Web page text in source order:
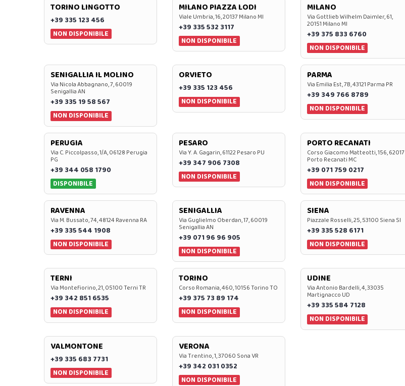
TORINO LINGOTTO
+39 335 123 456
NON DISPONIBILE
MILANO PIAZZA LODI
Viale Umbria, 16, 20137 Milano MI
+39 335 532 3117
NON DISPONIBILE
MILANO
Via Gottlieb Wilhelm Daimler, 61,
20151 Milano MI
+39 375 833 6760
NON DISPONIBILE
SENIGALLIA IL MOLINO
Via Nicola Abbagnano, 7, 60019
Senigallia AN
+39 335 19 58 567
NON DISPONIBILE
ORVIETO
+39 335 123 456
NON DISPONIBILE
PARMA
Via Emilia Est, 7B, 43121 Parma PR
+39 349 766 8789
NON DISPONIBILE
PERUGIA
Via C. Piccolpasso, 1/A, 06128 Perugia
PG
+39 344 058 1790
DISPONIBILE
PESARO
Via Y. A. Gagarin, 61122 Pesaro PU
+39 347 906 7308
NON DISPONIBILE
PORTO RECANATI
Corso Giacomo Matteotti, 156, 62017
Porto Recanati MC
+39 071 759 0217
NON DISPONIBILE
RAVENNA
Via M. Bussato, 74, 48124 Ravenna RA
+39 335 544 1908
NON DISPONIBILE
SENIGALLIA
Via Guglielmo Oberdan, 17, 60019
Senigallia AN
+39 071 96 96 905
NON DISPONIBILE
SIENA
Piazzale Rosselli, 25, 53100 Siena SI
+39 335 528 6171
NON DISPONIBILE
TERNI
Via Montefiorino, 21, 05100 Terni TR
+39 342 851 6535
NON DISPONIBILE
TORINO
Corso Romania, 460, 10156 Torino TO
+39 375 73 89 174
NON DISPONIBILE
UDINE
Via Antonio Bardelli, 4, 33035
Martignacco UD
+39 335 584 7128
NON DISPONIBILE
VALMONTONE
+39 335 683 7731
NON DISPONIBILE
VERONA
Via Trentino, 1, 37060 Sona VR
+39 342 031 0352
NON DISPONIBILE